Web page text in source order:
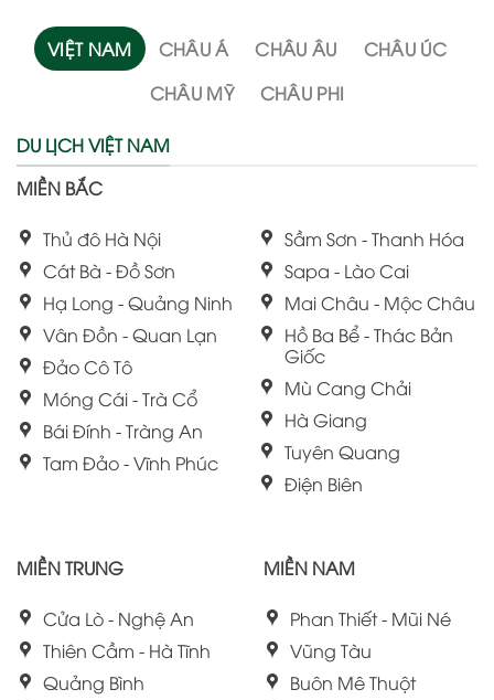
VIỆT NAM CHÂU Á CHÂU ÂU
CHÂU ÚC
CHÂU MỸ
CHÂU PHI
DU LỊCH VIỆT NAM
MIỀN BẮC
Thủ đô Hà Nội
Cát Bà - Đồ Sơn
Hạ Long - Quảng Ninh
Vân Đồn - Quan Lạn
Đảo Cô Tô
Móng Cái - Trà Cổ
Bái Đính - Tràng An
Tam Đảo - Vĩnh Phúc
Sầm Sơn - Thanh Hóa
Sapa - Lào Cai
Mai Châu - Mộc Châu
Hồ Ba Bể - Thác Bản
Giốc
Mù Cang Chải
Hà Giang
Tuyên Quang
Điện Biên
MIỀN TRUNG
Cửa Lò - Nghệ An
Thiên Cầm - Hà Tĩnh
Quảng Bình
MIỀN NAM
Phan Thiết - Mũi Né
Vũng Tàu
Buôn Mê Thuột